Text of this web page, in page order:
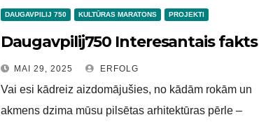
DAUGAVPILIJ 750 KULTŪRAS MARATONS PROJEKTI
Daugavpilij750 Interesantais fakts
MAI 29, 2025 ERFOLG
Vai esi kādreiz aizdomājušies, no kādām rokām un
akmens dzima mūsu pilsētas arhitektūras pērle –